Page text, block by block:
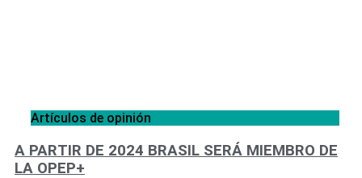
Artículos de opinión
A PARTIR DE 2024 BRASIL SERÁ MIEMBRO DE
LA OPEP+